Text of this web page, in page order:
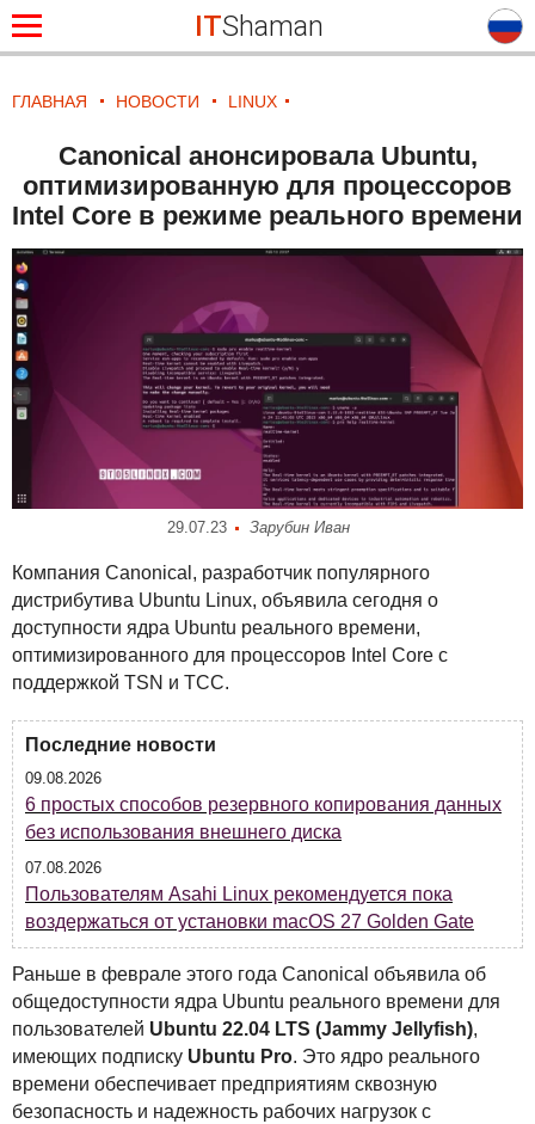
ITShaman
ГЛАВНАЯ НОВОСТИ LINUX
Canonical анонсировала Ubuntu,
оптимизированную для процессоров
Intel Core в режиме реального времени
29.07.23 Зарубин Иван
Компания Canonical, разработчик популярного
дистрибутива Ubuntu Linux, объявила сегодня о
доступности ядра Ubuntu реального времени,
оптимизированного для процессоров Intel Core с
поддержкой TSN и TCC.
Последние новости
09.08.2026
6 простых способов резервного копирования данных
без использования внешнего диска
07.08.2026
Пользователям Asahi Linux рекомендуется пока
воздержаться от установки macOS 27 Golden Gate
Раньше в феврале этого года Canonical объявила об
общедоступности ядра Ubuntu реального времени для
пользователей Ubuntu 22.04 LTS (Jammy Jellyfish),
имеющих подписку Ubuntu Pro. Это ядро реального
времени обеспечивает предприятиям сквозную
безопасность и надежность рабочих нагрузок с